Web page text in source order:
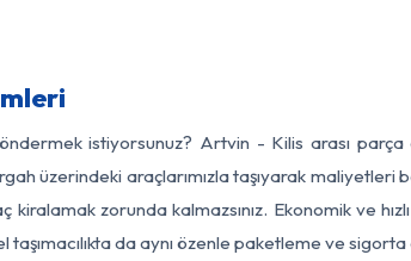
istiyorsunuz? Artvin - Kilis arası
üzerindeki araçlarımızla taşıyarak maliyetleri
zorunda kalmazsınız. Ekonomik ve
taşımacılıkta da aynı özenle paketleme ve